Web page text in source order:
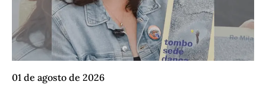
01 de agosto de 2026